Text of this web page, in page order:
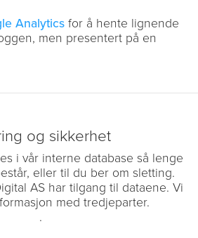
Analytics for å hente lignende
men presentert på en
og sikkerhet
i vår interne database så lenge
eller til du ber om sletting.
AS har tilgang til dataene. Vi
med tredjeparter.
.